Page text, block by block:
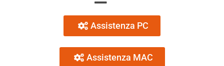
Assistenza PC
Assistenza MAC